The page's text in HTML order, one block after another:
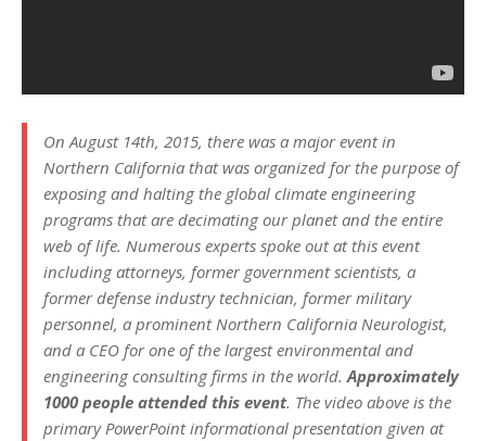
On August 14th, 2015, there was a major event in
Northern California that was organized for the purpose of
exposing and halting the global climate engineering
programs that are decimating our planet and the entire
web of life. Numerous experts spoke out at this event
including attorneys, former government scientists, a
former defense industry technician, former military
personnel, a prominent Northern California Neurologist,
and a CEO for one of the largest environmental and
engineering consulting firms in the world.Approximately
1000 people attended this event. The video above is the
primary PowerPoint informational presentation given at